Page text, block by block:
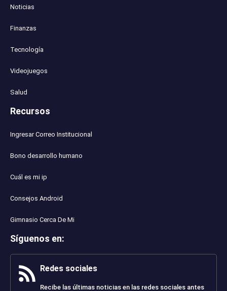
Noticias
Finanzas
Tecnología
Videojuegos
Salud
Recursos
Ingresar Correo Institucional
Bono desarrollo humano
Cuál es mi ip
Consejos Android
Gimnasio Cerca De Mi
Síguenos en:
Redes sociales
Recibe las últimas noticias en las redes sociales antes